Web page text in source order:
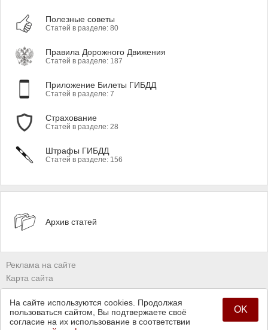
Полезные советы
Статей в разделе: 80
Правила Дорожного Движения
Статей в разделе: 187
Приложение Билеты ГИБДД
Статей в разделе: 7
Страхование
Статей в разделе: 28
Штрафы ГИБДД
Статей в разделе: 156
Архив статей
Реклама на сайте
Карта сайта
Владельцам сайтов
Политика конфиденциальности
OK
На сайте используются cookies. Продолжая
пользоваться сайтом, Вы подтвержаете своё
согласие на их использование в соответствии